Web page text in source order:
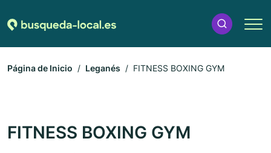
Página de Inicio Leganés FITNESS BOXING GYM
FITNESS BOXING GYM